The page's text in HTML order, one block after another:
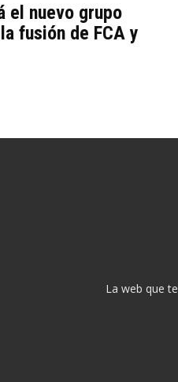
el nuevo grupo
fusión de FCA y
La web que